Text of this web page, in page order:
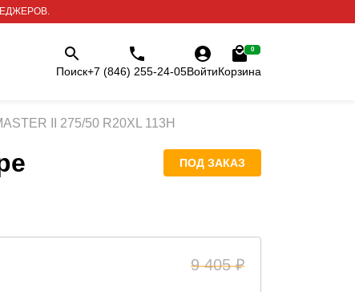
Поиск+7 (846) 255-24-05ВойтиКорзина
0
II 275/50 R20XL 113H
ПОД ЗАКАЗ
9 405